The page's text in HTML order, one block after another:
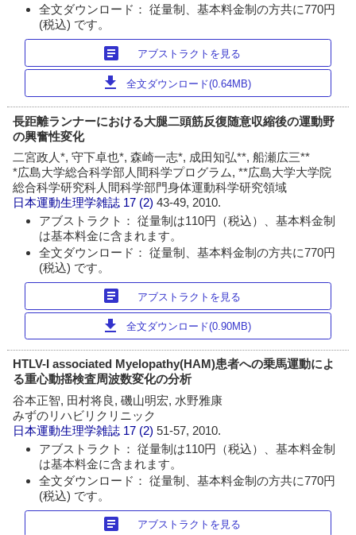
全文ダウンロード： 従量制、基本料金制の方共に770円
(税込) です。
article アブストラクトを見る
download 全文ダウンロード(0.64MB)
長距離ランナーにおける大腿二頭筋反復随意収縮後の運動野
の興奮性変化
二宮政人*, 守下卓也*, 森崎一志*, 成田知弘**, 船瀬広三**
*広島大学総合科学部人間科学プログラム, **広島大学大学院
総合科学研究科人間科学部門身体運動科学研究領域
日本運動生理学雑誌 17 (2)43-49, 2010.
アブストラクト： 従量制は110円（税込）、基本料金制
は基本料金に含まれます。
全文ダウンロード： 従量制、基本料金制の方共に770円
(税込) です。
article アブストラクトを見る
download 全文ダウンロード(0.90MB)
HTLV-I associated Myelopathy(HAM)患者への乗馬運動によ
る重心動揺検査周波数変化の分析
谷本正智, 田村将良, 磯山明宏, 水野雅康
みずのリハビリクリニック
日本運動生理学雑誌 17 (2)51-57, 2010.
アブストラクト： 従量制は110円（税込）、基本料金制
は基本料金に含まれます。
全文ダウンロード： 従量制、基本料金制の方共に770円
(税込) です。
article アブストラクトを見る